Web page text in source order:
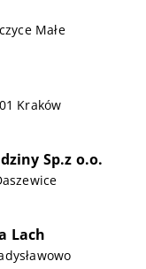
Małe
Kraków
Sp.z o.o.
Lach